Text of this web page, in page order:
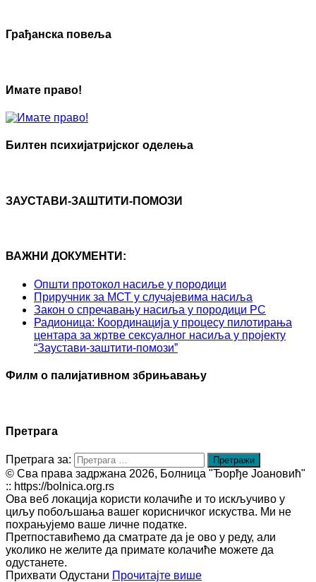
Грађанска повеља
Имате право!
Билтен психијатријског оделења
ЗАУСТАВИ-ЗАШТИТИ-ПОМОЗИ
ВАЖНИ ДОКУМЕНТИ:
Општи протокол насиље у породици
Приручник за МСТ у случајевима насиља
Закон о спречавању насиља у породици РС
Радионица: Координација у процесу пилотирања
центара за жртве сексуалног насиља у пројекту
“Заустави-заштити-помози”
Филм о палијативном збрињавању
Претрага
Претрага за:
© Сва права задржана 2026, Болница "Ђорђе Јоановић"
:: https://bolnica.org.rs
Ова веб локација користи колачиће и то искључиво у
циљу побољшања вашег корисничког искуства. Ми не
похрањујемо ваше личне податке.
Претпоставићемо да сматрате да је ово у реду, али
уколико не желите да примате колачиће можете да
одустанете.
Прихвати Одустани Прочитајте више